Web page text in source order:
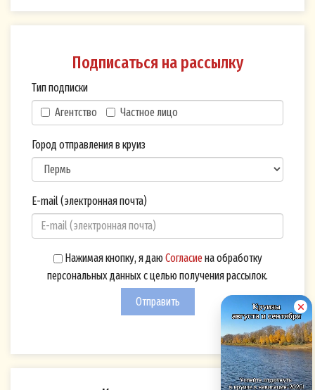
Подписаться на рассылку
Тип подписки
Агентство
Частное лицо
Город отправления в круиз
E-mail (электронная почта)
Нажимая кнопку, я даюСогласиена обработку
персональных данных с целью получения рассылок.
Отправить
следующими способами :
использованием номера мобильного
телефона, указанного мной при
оформлении Подписки на рассылку на
Сайте,
адреса электронной почты, указанного
рассылку на Сайте,
посредством push-уведомлений
(сообщений, поступающих на устройства
пользователя через браузеры или
мобильные приложения),
посредством мессенджеров и социальных
сетей (использование которых не
законодательством РФ).
Согласие дается мной на обработку следующих